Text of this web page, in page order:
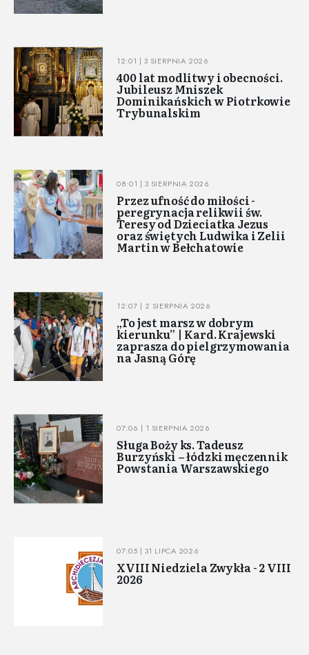
12:01 | 3 SIERPNIA 2026
400 lat modlitwy i obecności.
Jubileusz Mniszek
Dominikańskich w Piotrkowie
Trybunalskim
08:01 | 3 SIERPNIA 2026
Przez ufność do miłości -
peregrynacja relikwii św.
Teresy od Dzieciatka Jezus
oraz świętych Ludwika i Zelii
Martin w Bełchatowie
12:07 | 2 SIERPNIA 2026
„To jest marsz w dobrym
kierunku” | Kard. Krajewski
zaprasza do pielgrzymowania
na Jasną Górę
07:06 | 1 SIERPNIA 2026
Sługa Boży ks. Tadeusz
Burzyński – łódzki męczennik
Powstania Warszawskiego
07:05 | 31 LIPCA 2026
XVIII Niedziela Zwykła - 2 VIII
2026